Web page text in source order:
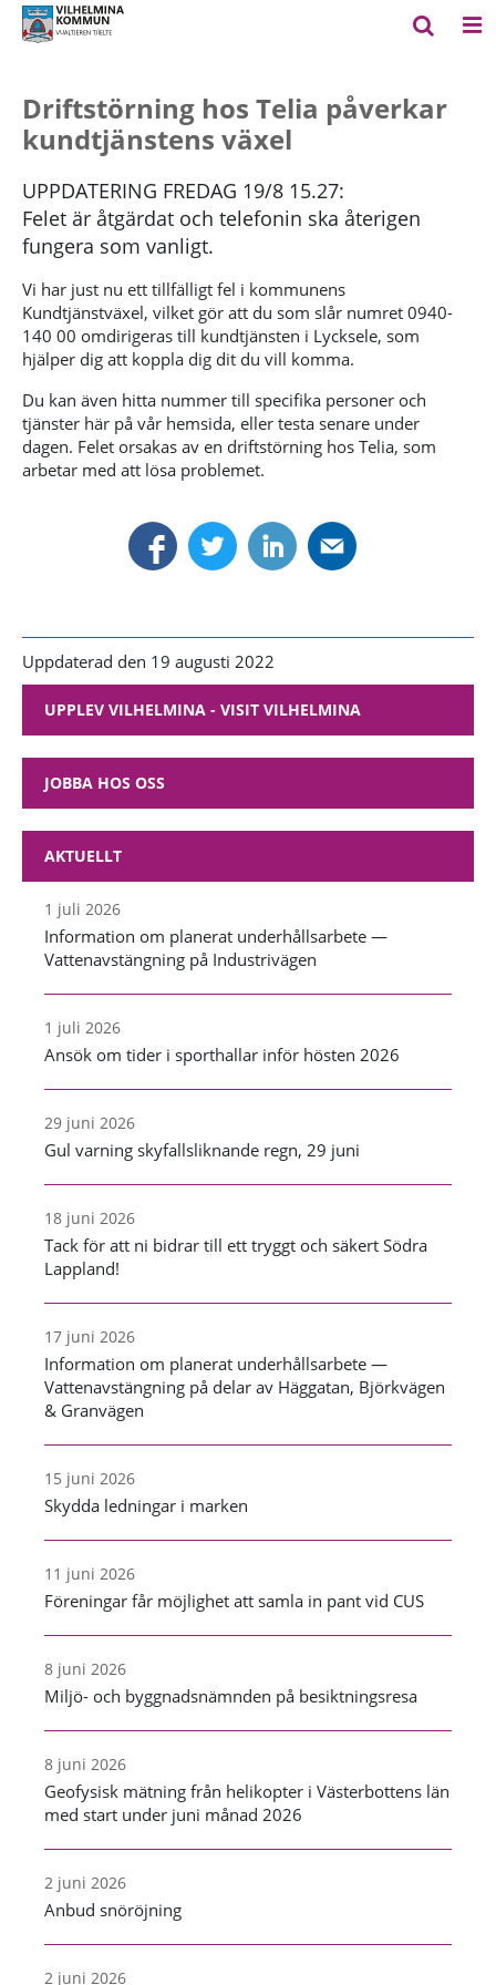
AKTUELLT
1 juli 2026
Information om planerat underhållsarbete —
Vattenavstängning på Industrivägen
1 juli 2026
Ansök om tider i sporthallar inför hösten 2026
29 juni 2026
Gul varning skyfallsliknande regn, 29 juni
18 juni 2026
Tack för att ni bidrar till ett tryggt och säkert Södra
Lappland!
17 juni 2026
Information om planerat underhållsarbete —
Vattenavstängning på delar av Häggatan, Björkvägen
& Granvägen
15 juni 2026
Skydda ledningar i marken
11 juni 2026
Föreningar får möjlighet att samla in pant vid CUS
8 juni 2026
Miljö- och byggnadsnämnden på besiktningsresa
8 juni 2026
Geofysisk mätning från helikopter i Västerbottens län
med start under juni månad 2026
2 juni 2026
Anbud snöröjning
2 juni 2026
Driftstörning hos Telia påverkar
kundtjänstens växel
UPPDATERING FREDAG 19/8 15.27:
Felet är åtgärdat och telefonin ska återigen
fungera som vanligt.
Vi har just nu ett tillfälligt fel i kommunens
Kundtjänstväxel, vilket gör att du som slår numret 0940-
140 00 omdirigeras till kundtjänsten i Lycksele, som
hjälper dig att koppla dig dit du vill komma.
Du kan även hitta nummer till specifika personer och
tjänster här på vår hemsida, eller testa senare under
dagen. Felet orsakas av en driftstörning hos Telia, som
arbetar med att lösa problemet.
Uppdaterad den 19 augusti 2022
UPPLEV VILHELMINA - VISIT VILHELMINA
JOBBA HOS OSS